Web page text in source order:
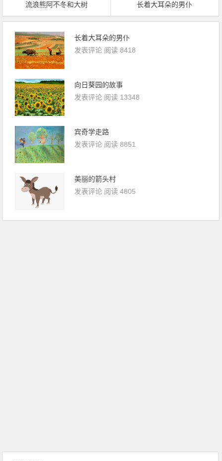
流浪熊阿不冬和大树
长着大耳朵的男仆
长着大耳朵的男仆
发表评论 阅读 8418
向日葵园的故事
发表评论 阅读 13348
宾奇学走路
发表评论 阅读 8851
美丽的箭头村
发表评论 阅读 4805